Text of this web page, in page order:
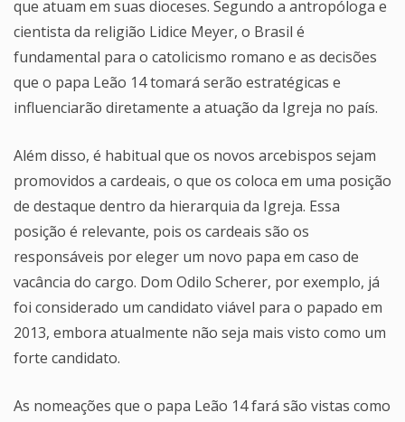
que atuam em suas dioceses. Segundo a antropóloga e
cientista da religião Lidice Meyer, o Brasil é
fundamental para o catolicismo romano e as decisões
que o papa Leão 14 tomará serão estratégicas e
influenciarão diretamente a atuação da Igreja no país.
Além disso, é habitual que os novos arcebispos sejam
promovidos a cardeais, o que os coloca em uma posição
de destaque dentro da hierarquia da Igreja. Essa
posição é relevante, pois os cardeais são os
responsáveis por eleger um novo papa em caso de
vacância do cargo. Dom Odilo Scherer, por exemplo, já
foi considerado um candidato viável para o papado em
2013, embora atualmente não seja mais visto como um
forte candidato.
As nomeações que o papa Leão 14 fará são vistas como